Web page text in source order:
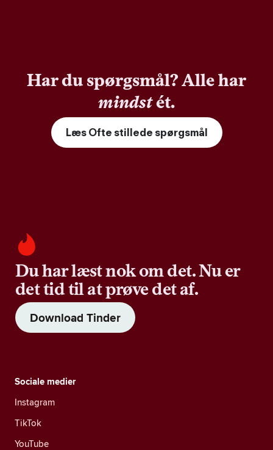
Har du spørgsmål? Alle har
mindstét.
Læs Ofte stillede spørgsmål
Du har læst nok om det. Nu er
det tid til at prøve det af.
Download Tinder
Sociale medier
Instagram
TikTok
YouTube